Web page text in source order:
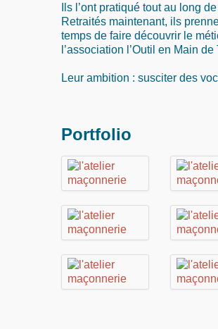
Ils l’ont pratiqué tout au long
Retraités maintenant, ils
temps de faire découvrir le
l’association l’Outil en Main de
Leur ambition : susciter des
Portfolio